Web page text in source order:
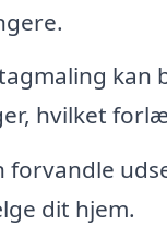
kan
hvilket
forvandle
dit hjem.